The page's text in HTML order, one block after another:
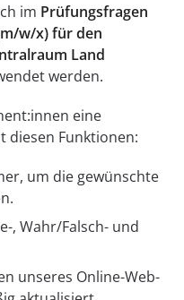
im Prüfungsfragen
w/x) für den
Land
werden.
eine
diesen Funktionen:
um die gewünschte
, Wahr/Falsch- und
unseres Online-Web-